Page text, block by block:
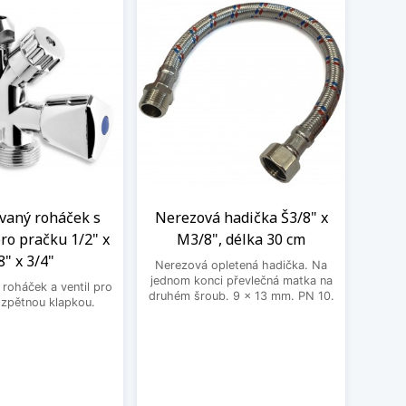
roháček s
pračku 1/2" x
x 3/4"
roháček a ventil pro
klapkou.
Nerezová hadička Š3/8" x
M3/8", délka 30 cm
Nerezová opletená hadička. Na
jednom konci převlečná matka na
druhém šroub. 9 x 13 mm. PN 10.